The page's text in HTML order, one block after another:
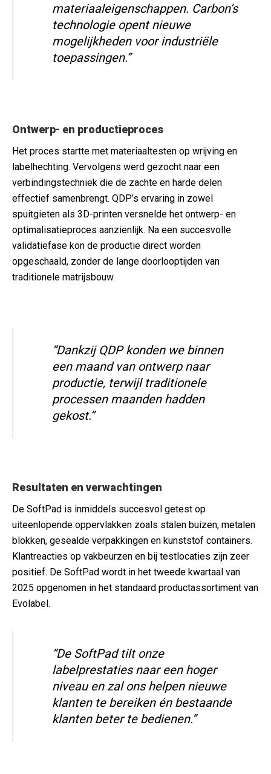
materiaaleigenschappen. Carbon’s
technologie opent nieuwe
mogelijkheden voor industriële
toepassingen.”
Ontwerp- en productieproces
Het proces startte met materiaaltesten op wrijving en
labelhechting. Vervolgens werd gezocht naar een
verbindingstechniek die de zachte en harde delen
effectief samenbrengt. QDP’s ervaring in zowel
spuitgieten als 3D-printen versnelde het ontwerp- en
optimalisatieproces aanzienlijk. Na een succesvolle
validatiefase kon de productie direct worden
opgeschaald, zonder de lange doorlooptijden van
traditionele matrijsbouw.
“Dankzij QDP konden we binnen
een maand van ontwerp naar
productie, terwijl traditionele
processen maanden hadden
gekost.”
Resultaten en verwachtingen
De SoftPad is inmiddels succesvol getest op
uiteenlopende oppervlakken zoals stalen buizen, metalen
blokken, gesealde verpakkingen en kunststof containers.
Klantreacties op vakbeurzen en bij testlocaties zijn zeer
positief. De SoftPad wordt in het tweede kwartaal van
2025 opgenomen in het standaard productassortiment van
Evolabel.
“De SoftPad tilt onze
labelprestaties naar een hoger
niveau en zal ons helpen nieuwe
klanten te bereiken én bestaande
klanten beter te bedienen.”